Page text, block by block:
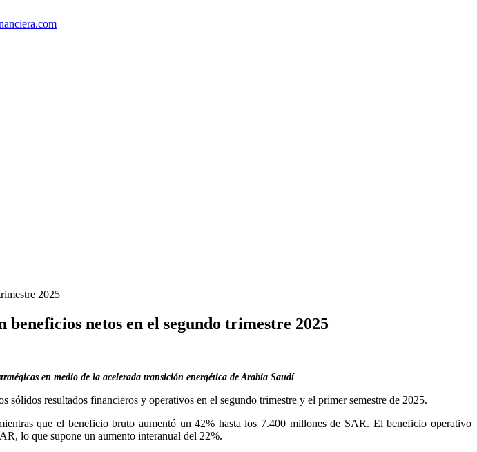
2025
netos en el segundo trimestre 2025
en medio de la acelerada transición energética de Arabia Saudí
resultados financieros y operativos en el segundo trimestre y el primer semestre de 2025.
que el beneficio bruto aumentó un 42% hasta los 7.400 millones de SAR. El beneficio operativo
lo que supone un aumento interanual del 22%.